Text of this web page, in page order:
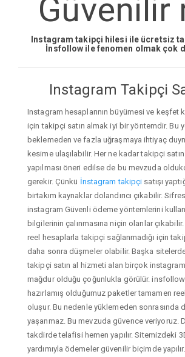
Güvenilir
Instagram takipçi hilesi ile ücretsiz
İnsfollow ile fenomen olmak çok
Instagram Takipçi
Instagram hesaplarının büyümesi ve keşfet
için takipçi satın almak iyi bir yöntemdir. Bu
beklemeden ve fazla uğraşmaya ihtiyaç
kesime ulaşılabilir. Her ne kadar takipçi
yapılması öneri edilse de bu mevzuda
gerekir. Çünkü İnstagram takipçi satışı
birtakım kaynaklar dolandırıcı çıkabilir.
instagram Güvenli ödeme yöntemlerini
bilgilerinin çalınmasına niçin olanlar
reel hesaplarla takipçi sağlanmadığı için
daha sonra düşmeler olabilir. Başka
takipçi satın al hizmeti alan birçok instagram
mağdur olduğu çoğunlukla görülür.
hazırlamış olduğumuz paketler tamamen
oluşur. Bu nedenle yüklemeden sonrasında
yaşanmaz. Bu mevzuda güvence veriyoruz.
takdirde telafisi hemen yapılır. Sitemizdeki
yardımıyla ödemeler güvenilir biçimde